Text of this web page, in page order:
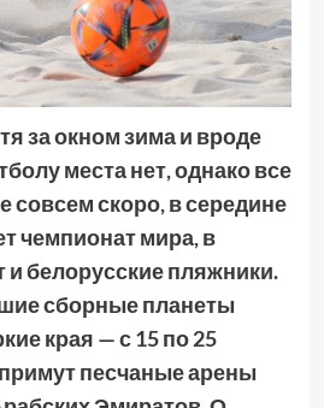
за окном зима и вроде
места нет, однако все
совсем скоро, в середине
чемпионат мира, в
белорусские пляжники.
сборные планеты
края — с 15 по 25
песчаные арены